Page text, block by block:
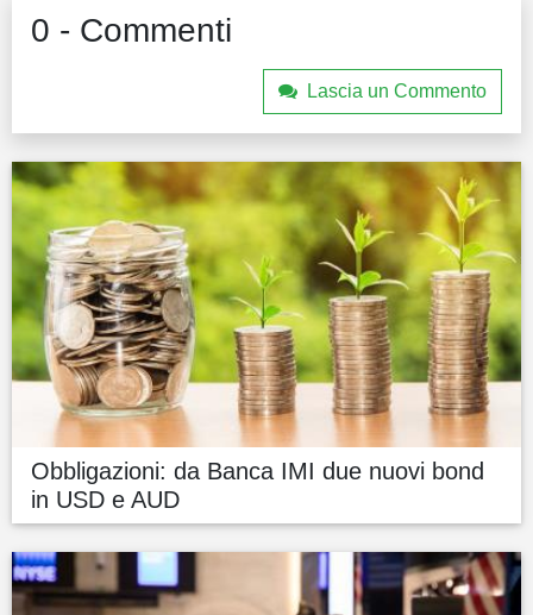
0 - Commenti
Lascia un Commento
Obbligazioni: da Banca IMI due nuovi bond
in USD e AUD